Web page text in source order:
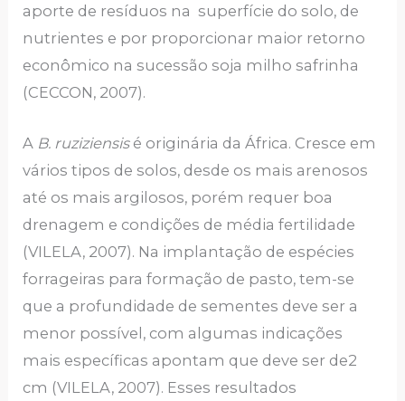
aporte de resíduos na superfície do solo, de
nutrientes e por proporcionar maior retorno
econômico na sucessão soja milho safrinha
(CECCON, 2007).
A B. ruziziensis é originária da África. Cresce em
vários tipos de solos, desde os mais arenosos
até os mais argilosos, porém requer boa
drenagem e condições de média fertilidade
(VILELA, 2007). Na implantação de espécies
forrageiras para formação de pasto, tem-se
que a profundidade de sementes deve ser a
menor possível, com algumas indicações
mais específicas apontam que deve ser de2
cm (VILELA, 2007). Esses resultados